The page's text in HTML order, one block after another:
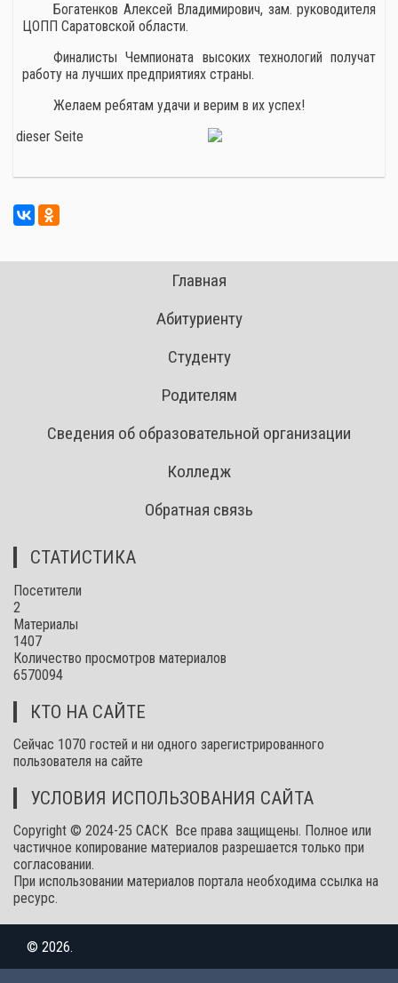
Богатенков Алексей Владимирович, зам. руководителя
ЦОПП Саратовской области.
Финалисты Чемпионата высоких технологий получат
работу на лучших предприятиях страны.
Желаем ребятам удачи и верим в их успех!
Главная
Абитуриенту
Студенту
Родителям
Сведения об образовательной организации
Колледж
Обратная связь
СТАТИСТИКА
Посетители
2
Материалы
1407
Количество просмотров материалов
6570094
КТО НА САЙТЕ
Сейчас 1070 гостей и ни одного зарегистрированного
пользователя на сайте
УСЛОВИЯ ИСПОЛЬЗОВАНИЯ САЙТА
Copyright © 2024-25 САСК Все права защищены. Полное или
частичное копирование материалов разрешается только при
согласовании.
При использовании материалов портала необходима ссылка на
ресурс.
© 2026.